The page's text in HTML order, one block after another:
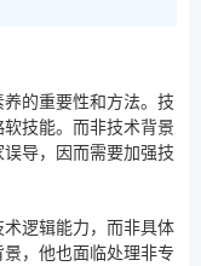
的重要性和方法。技
技能。而非技术背景
导，因而需要加强技
逻辑能力，而非具体
，他也面临处理非专